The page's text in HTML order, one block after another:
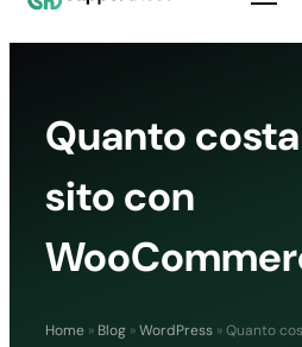
Quanto
sito con
Home » Blog »WordPress »Quanto